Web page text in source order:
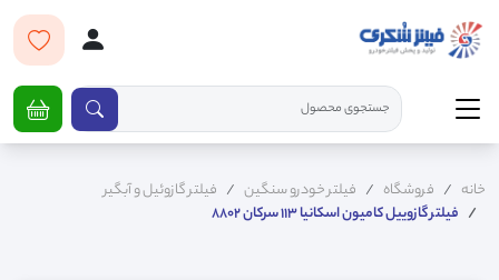
خانه فروشگاه فیلتر خودرو سنگین
فیلتر گازوئیل و آبگیر
فیلتر گازوییل کامیون اسکانیا 113 سرکان 8802